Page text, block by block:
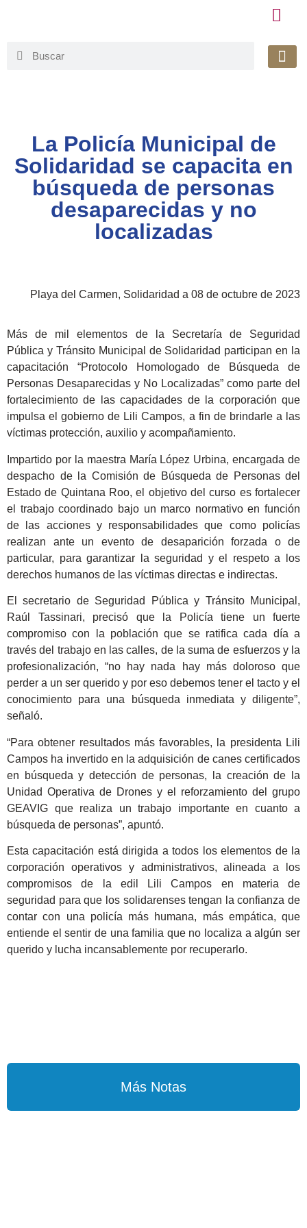
La Policía Municipal de
Solidaridad se capacita en
búsqueda de personas
desaparecidas y no
localizadas
Playa del Carmen, Solidaridad a 08 de octubre de 2023
Más de mil elementos de la Secretaría de Seguridad
Pública y Tránsito Municipal de Solidaridad participan en la
capacitación “Protocolo Homologado de Búsqueda de
Personas Desaparecidas y No Localizadas” como parte del
fortalecimiento de las capacidades de la corporación que
impulsa el gobierno de Lili Campos, a fin de brindarle a las
víctimas protección, auxilio y acompañamiento.
Impartido por la maestra María López Urbina, encargada de
despacho de la Comisión de Búsqueda de Personas del
Estado de Quintana Roo, el objetivo del curso es fortalecer
el trabajo coordinado bajo un marco normativo en función
de las acciones y responsabilidades que como policías
realizan ante un evento de desaparición forzada o de
particular, para garantizar la seguridad y el respeto a los
derechos humanos de las víctimas directas e indirectas.
El secretario de Seguridad Pública y Tránsito Municipal,
Raúl Tassinari, precisó que la Policía tiene un fuerte
compromiso con la población que se ratifica cada día a
través del trabajo en las calles, de la suma de esfuerzos y la
profesionalización, “no hay nada hay más doloroso que
perder a un ser querido y por eso debemos tener el tacto y el
conocimiento para una búsqueda inmediata y diligente”,
señaló.
“Para obtener resultados más favorables, la presidenta Lili
Campos ha invertido en la adquisición de canes certificados
en búsqueda y detección de personas, la creación de la
Unidad Operativa de Drones y el reforzamiento del grupo
GEAVIG que realiza un trabajo importante en cuanto a
búsqueda de personas”, apuntó.
Esta capacitación está dirigida a todos los elementos de la
corporación operativos y administrativos, alineada a los
compromisos de la edil Lili Campos en materia de
seguridad para que los solidarenses tengan la confianza de
contar con una policía más humana, más empática, que
entiende el sentir de una familia que no localiza a algún ser
querido y lucha incansablemente por recuperarlo.
Más Notas